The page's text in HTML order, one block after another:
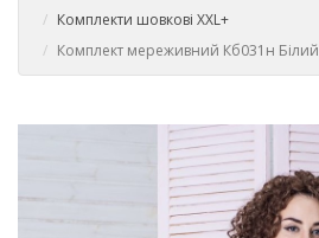
Комплекти шовкові XXL+
Комплект мереживний Кб031н Білий